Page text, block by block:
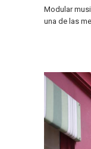
Modular
una de las